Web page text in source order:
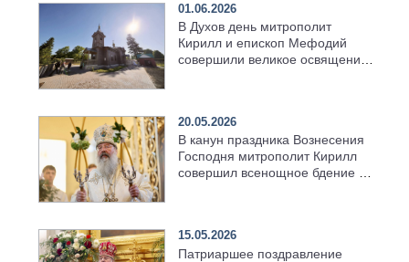
01.06.2026
В Духов день митрополит
Кирилл и епископ Мефодий
совершили великое освящение
20.05.2026
В канун праздника Вознесения
Господня митрополит Кирилл
совершил всенощное бдение в
15.05.2026
Патриаршее поздравление